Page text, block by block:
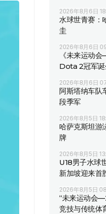
2026年8月6日
水球世青赛：
圭
2026年8月6日
《未来运动
Dota 2冠军诞
2026年8月6日
阿斯塔纳车队
段季军
2026年8月5日
哈萨克斯坦游
牌
2026年8月5日
U18男子水球
新加坡迎来首
2026年8月5日
“未来运动会
竞技与传统体